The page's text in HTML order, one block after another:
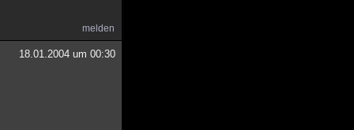
melden
18.01.2004 um 00:30